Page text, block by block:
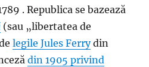
. Republica se bazează
(sau „libertatea de
legile Jules Ferrydin
din1905 privind